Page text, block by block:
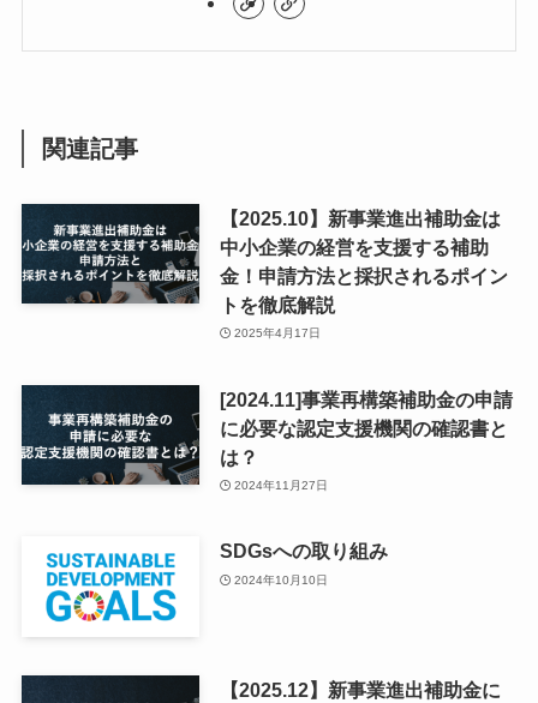
関連記事
【2025.10】新事業進出補助金は
中小企業の経営を支援する補助
金！申請方法と採択されるポイン
トを徹底解説
2025年4月17日
[2024.11]事業再構築補助金の申請
に必要な認定支援機関の確認書と
は？
2024年11月27日
SDGsへの取り組み
2024年10月10日
【2025.12】新事業進出補助金に